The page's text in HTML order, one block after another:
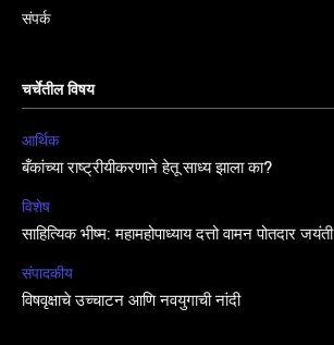
संपर्क
चर्चेतील विषय
आर्थिक
बँकांच्या राष्ट्रीयीकरणाने हेतू साध्य झाला का?
विशेष
साहित्यिक भीष्म: महामहोपाध्याय दत्तो वामन पोतदार जयंती
संपादकीय
विषवृक्षाचे उच्चाटन आणि नवयुगाची नांदी